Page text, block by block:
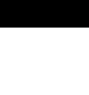
Baseadas em Plantas: